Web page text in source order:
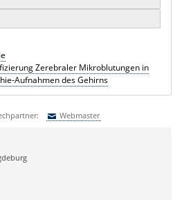
Zerebraler Mikroblutungen in
Aufnahmen des Gehirns
Webmaster